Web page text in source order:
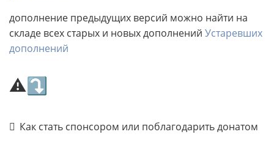
дополнение предыдущих версий можно найти на
складе всех старых и новых дополнений Устаревших
дополнений
⚠⤵
Как стать спонсором или поблагодарить донатом